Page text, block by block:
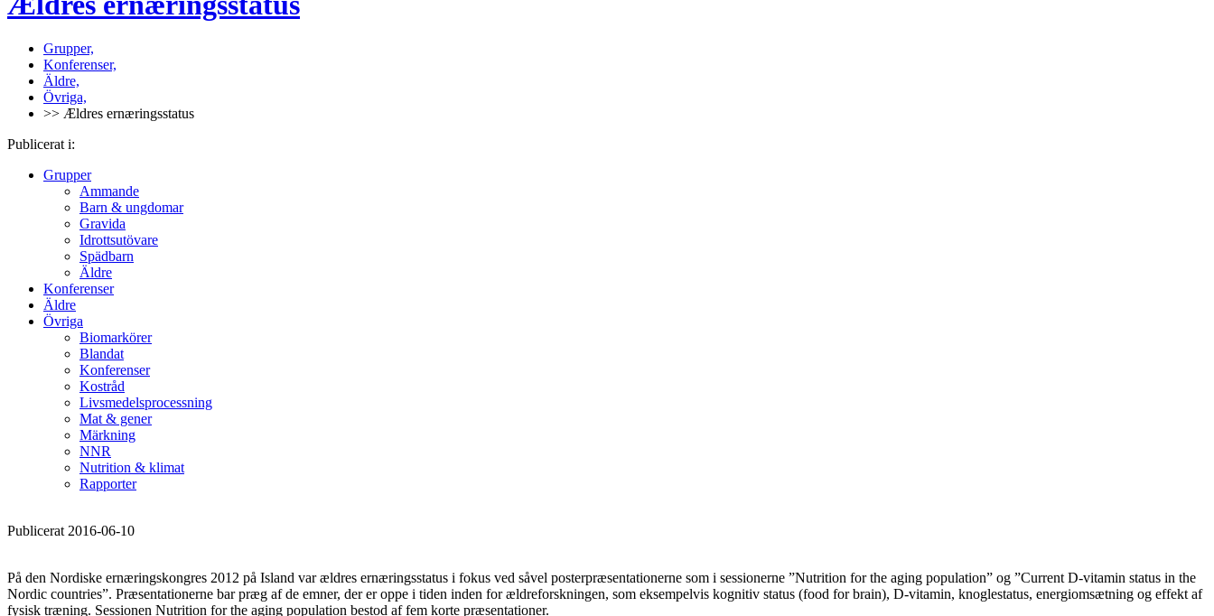
Grupper,
Konferenser,
Äldre,
Övriga,
>> Ældres ernæringsstatus
Publicerat i:
Grupper
Ammande
Barn & ungdomar
Gravida
Idrottsutövare
Spädbarn
Äldre
Konferenser
Äldre
Övriga
Biomarkörer
Blandat
Konferenser
Kostråd
Livsmedelsprocessning
Mat & gener
Märkning
NNR
Nutrition & klimat
Rapporter
Publicerat 2016-06-10
På den Nordiske ernæringskongres 2012 på Island var ældres ernæringsstatus i fokus ved såvel posterpræsentationerne som i sessionerne ”Nutrition for the aging population” og ”Current D-vitamin status in the
Nordic countries”. Præsentationerne bar præg af de emner, der er oppe i tiden inden for ældreforskningen, som eksempelvis kognitiv status (food for brain), D-vitamin, knoglestatus, energiomsætning og effekt af
fysisk træning. Sessionen Nutrition for the aging population bestod af fem korte præsentationer.